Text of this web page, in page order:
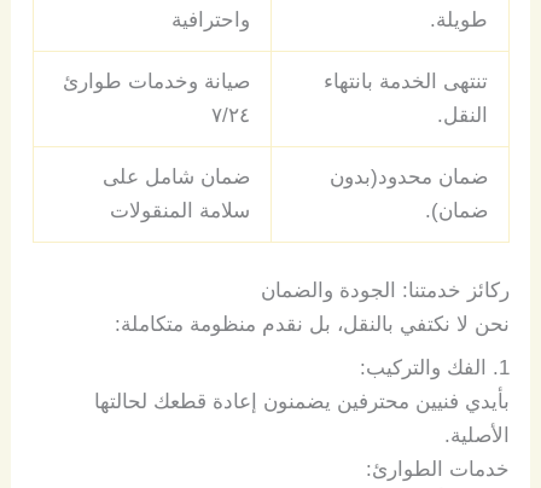
طويلة.
واحترافية
تنتهى الخدمة بانتهاء
النقل.
صيانة وخدمات طوارئ
٧/٢٤
ضمان محدود(بدون
ضمان).
ضمان شامل على
سلامة المنقولات
ركائز خدمتنا: الجودة والضمان
نحن لا نكتفي بالنقل، بل نقدم منظومة متكاملة:
1.
الفك والتركيب:
بأيدي فنيين محترفين يضمنون إعادة قطعك لحالتها
الأصلية.
خدمات
الطوارئ: